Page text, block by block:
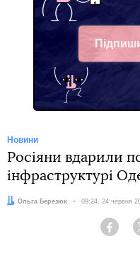
Telegram
Новини
Росіяни вдарили
інфраструктурі
Автор:
Ольга Березюк Дата:
09:24, 24 червня